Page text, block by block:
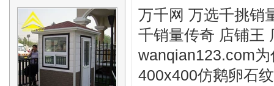
万千网 万选千挑销
千销量传奇 店铺王
wanqian123.com
400x400仿鹅卵石